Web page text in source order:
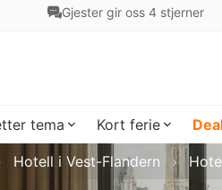
Gjester gir oss 4 stjerner
tema Kort ferie
Hotell i Vest-Flandern